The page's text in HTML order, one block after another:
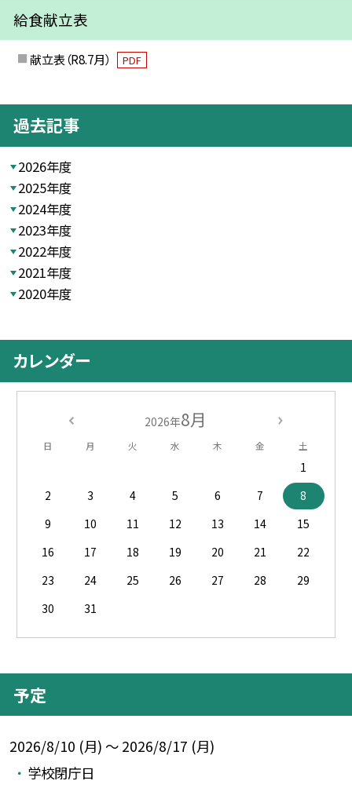
給食献立表
献立表（R8.7月） PDF
過去記事
2026年度
2025年度
2024年度
2023年度
2022年度
2021年度
2020年度
カレンダー
2026年8月
日 月 火 水 木 金 土
1
2
3 4 5 6 7
8
9
10 11 12 13 14
15
16
17 18 19 20 21
22
23
24 25 26 27 28
29
30
31
予定
2026/8/10 (月) ～ 2026/8/17 (月)
学校閉庁日